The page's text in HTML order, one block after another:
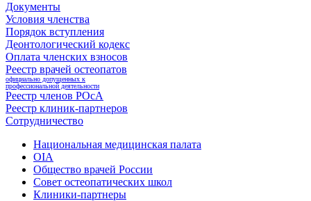
Документы
Условия членства
Порядок вступления
Деонтологический кодекс
Оплата членских взносов
Реестр врачей остеопатов
официально допущенных к
профессиональной деятельности
Реестр членов РОсА
Реестр клиник-партнеров
Сотрудничество
Национальная медицинская палата
OIA
Общество врачей России
Совет остеопатических школ
Клиники-партнеры